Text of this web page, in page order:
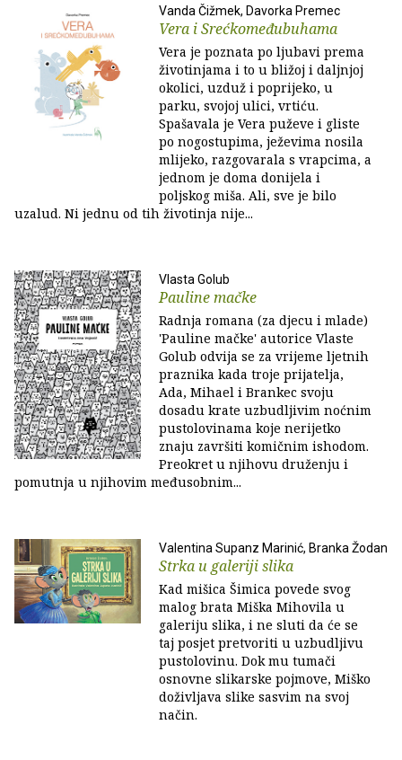
Vanda Čižmek, Davorka Premec
Vera i Srećkomeđubuhama
Vera je poznata po ljubavi prema
životinjama i to u bližoj i daljnjoj
okolici, uzduž i poprijeko, u
parku, svojoj ulici, vrtiću.
Spašavala je Vera puževe i gliste
po nogostupima, ježevima nosila
mlijeko, razgovarala s vrapcima, a
jednom je doma donijela i
poljskog miša. Ali, sve je bilo
uzalud. Ni jednu od tih životinja nije...
Vlasta Golub
Pauline mačke
Radnja romana (za djecu i mlade)
'Pauline mačke' autorice Vlaste
Golub odvija se za vrijeme ljetnih
praznika kada troje prijatelja,
Ada, Mihael i Brankec svoju
dosadu krate uzbudljivim noćnim
pustolovinama koje nerijetko
znaju završiti komičnim ishodom.
Preokret u njihovu druženju i
pomutnja u njihovim međusobnim...
Valentina Supanz Marinić, Branka Žodan
Strka u galeriji slika
Kad mišica Šimica povede svog
malog brata Miška Mihovila u
galeriju slika, i ne sluti da će se
taj posjet pretvoriti u uzbudljivu
pustolovinu. Dok mu tumači
osnovne slikarske pojmove, Miško
doživljava slike sasvim na svoj
način.